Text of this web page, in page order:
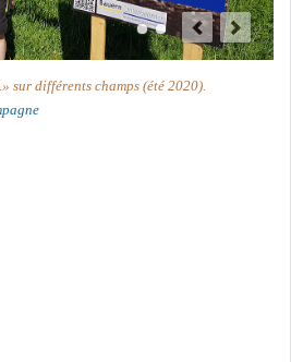
sur différents champs (été 2020).